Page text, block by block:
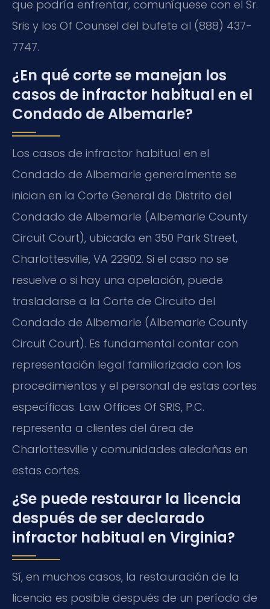
que podría enfrentar, comuníquese con el Sr.
Sris y los Of Counsel del bufete al (888) 437-
7747.
¿En qué corte se manejan los
casos de infractor habitual en el
Condado de Albemarle?
Los casos de infractor habitual en el
Condado de Albemarle generalmente se
inician en la Corte General de Distrito del
Condado de Albemarle (Albemarle County
Circuit Court), ubicada en 350 Park Street,
Charlottesville, VA 22902. Si el caso no se
resuelve o si hay una apelación, puede
trasladarse a la Corte de Circuito del
Condado de Albemarle (Albemarle County
Circuit Court). Es fundamental contar con
representación legal familiarizada con los
procedimientos y el personal de estas cortes
específicas. Law Offices Of SRIS, P.C.
representa a clientes del área de
Charlottesville y comunidades aledañas en
estas cortes.
¿Se puede restaurar la licencia
después de ser declarado
infractor habitual en Virginia?
Sí, en muchos casos, la restauración de la
licencia es posible después de un período de